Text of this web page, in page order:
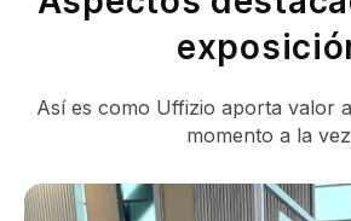
Así es como Uffizio aporta valor
momento a la